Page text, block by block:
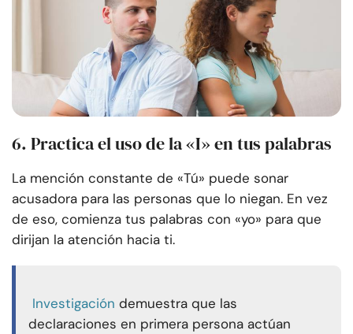
6. Practica el uso de la «I» en tus palabras
La mención constante de «Tú» puede sonar
acusadora para las personas que lo niegan. En vez
de eso, comienza tus palabras con «yo» para que
dirijan la atención hacia ti.
Investigación demuestra que las
declaraciones en primera persona actúan